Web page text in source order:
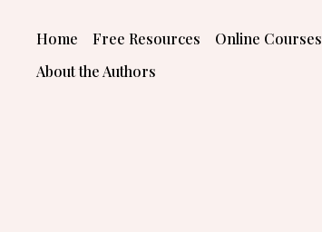
Home Free Resources Online Courses
About the Authors